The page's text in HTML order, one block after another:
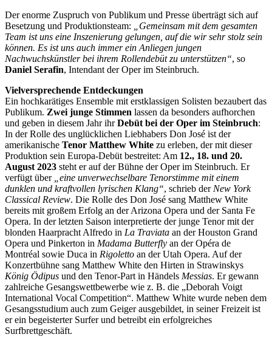
Der enorme Zuspruch von Publikum und Presse überträgt sich auf
Besetzung und Produktionsteam:
„Gemeinsam mit dem gesamten
Team ist uns eine Inszenierung gelungen, auf die wir sehr stolz sein
können. Es ist uns auch immer ein Anliegen jungen
Nachwuchskünstler bei ihrem Rollendebüt zu unterstützen“, so
Daniel Serafin, Intendant der Oper im Steinbruch.
Vielversprechende Entdeckungen
Ein hochkarätiges Ensemble mit erstklassigen Solisten bezaubert das
Publikum. Zwei junge Stimmen lassen da besonders aufhorchen
und geben in diesem Jahr ihrDebüt bei der Oper im Steinbruch:
In der Rolle des unglücklichen Liebhabers Don José ist der
amerikanische Tenor Matthew White zu erleben, der mit dieser
Produktion sein Europa-Debüt bestreitet: Am 12., 18. und 20.
August 2023 steht er auf der Bühne der Oper im Steinbruch. Er
verfügt über
„eine unverwechselbare Tenorstimme mit einem
dunklen und kraftvollen lyrischen Klang“, schrieb der New York
Classical Review. Die Rolle des Don José sang Matthew White
bereits mit großem Erfolg an der Arizona Opera und der Santa Fe
Opera. In der letzten Saison interpretierte der junge Tenor mit der
blonden Haarpracht Alfredo in La Traviata an der Houston Grand
Opera und Pinkerton in Madama Butterfly an der Opéra de
Montréal sowie Duca in Rigoletto an der Utah Opera. Auf der
Konzertbühne sang Matthew White den Hirten in Strawinskys
König Ödipus und den Tenor-Part in Händels Messias. Er gewann
zahlreiche Gesangswettbewerbe wie z. B. die „Deborah Voigt
International Vocal Competition“. Matthew White wurde neben dem
Gesangsstudium auch zum Geiger ausgebildet, in seiner Freizeit ist
er ein begeisterter Surfer und betreibt ein erfolgreiches
Surfbrettgeschäft.